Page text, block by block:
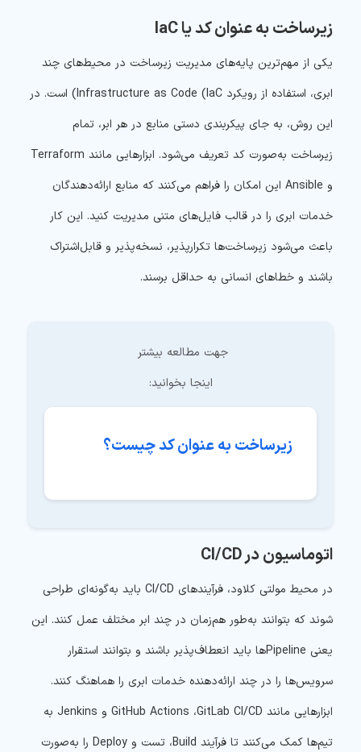
زیرساخت به عنوان کد یا IaC
یکی از مهم‌ترین پایه‌های مدیریت زیرساخت در محیط‌های چند
ابری، استفاده از رویکرد Infrastructure as Code (IaC) است. در
این روش، به جای پیکربندی دستی منابع در هر ابر، تمام
زیرساخت به‌صورت کد تعریف می‌شود. ابزارهایی مانند Terraform
و Ansible این امکان را فراهم می‌کنند که منابع ارائه‌دهندگان
خدمات ابری را در قالب فایل‌های متنی مدیریت کنید. این کار
باعث می‌شود زیرساخت‌ها تکرارپذیر، نسخه‌پذیر و قابل‌اشتراک
باشند و خطاهای انسانی به حداقل برسند.
اینجا بخوانید:
زیرساخت به عنوان کد چیست؟
اتوماسیون در CI/CD
در محیط مولتی کلاود، فرآیندهای CI/CD باید به‌گونه‌ای طراحی
شوند که بتوانند به‌طور هم‌زمان در چند ابر مختلف عمل کنند. این
یعنی Pipelineها باید انعطاف‌پذیر باشند و بتوانند استقرار
سرویس‌ها را در چند ارائه‌دهنده خدمات ابری را هماهنگ کنند.
ابزارهایی مانند GitHub Actions ،GitLab CI/CD و Jenkins به
تیم‌ها کمک می‌کنند تا فرآیند Build، تست و Deploy را به‌صورت